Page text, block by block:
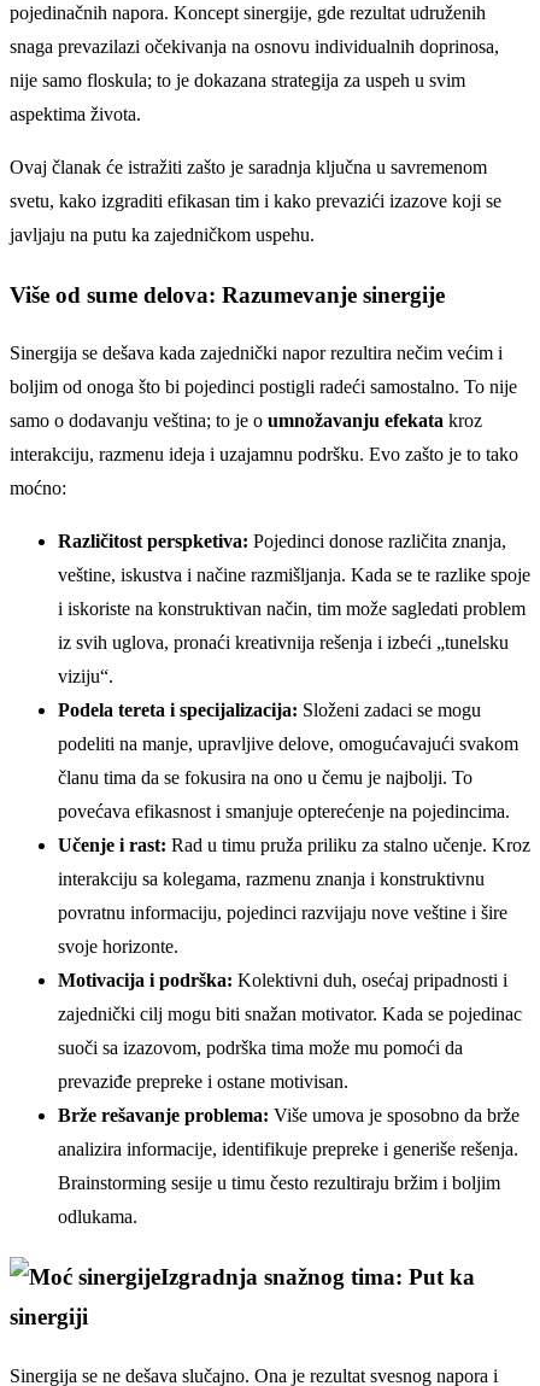
pojedinačnih napora. Koncept sinergije, gde rezultat udruženih
snaga prevazilazi očekivanja na osnovu individualnih doprinosa,
nije samo floskula; to je dokazana strategija za uspeh u svim
aspektima života.
Ovaj članak će istražiti zašto je saradnja ključna u savremenom
svetu, kako izgraditi efikasan tim i kako prevazići izazove koji se
javljaju na putu ka zajedničkom uspehu.
Više od sume delova: Razumevanje sinergije
Sinergija se dešava kada zajednički napor rezultira nečim većim i
boljim od onoga što bi pojedinci postigli radeći samostalno. To nije
samo o dodavanju veština; to je o umnožavanju efekata kroz
interakciju, razmenu ideja i uzajamnu podršku. Evo zašto je to tako
moćno:
Različitost perspketiva: Pojedinci donose različita znanja,
veštine, iskustva i načine razmišljanja. Kada se te razlike spoje
i iskoriste na konstruktivan način, tim može sagledati problem
iz svih uglova, pronaći kreativnija rešenja i izbeći „tunelsku
viziju“.
Podela tereta i specijalizacija: Složeni zadaci se mogu
podeliti na manje, upravljive delove, omogućavajući svakom
članu tima da se fokusira na ono u čemu je najbolji. To
povećava efikasnost i smanjuje opterećenje na pojedincima.
Učenje i rast: Rad u timu pruža priliku za stalno učenje. Kroz
interakciju sa kolegama, razmenu znanja i konstruktivnu
povratnu informaciju, pojedinci razvijaju nove veštine i šire
svoje horizonte.
Motivacija i podrška: Kolektivni duh, osećaj pripadnosti i
zajednički cilj mogu biti snažan motivator. Kada se pojedinac
suoči sa izazovom, podrška tima može mu pomoći da
prevaziđe prepreke i ostane motivisan.
Brže rešavanje problema: Više umova je sposobno da brže
analizira informacije, identifikuje prepreke i generiše rešenja.
Brainstorming sesije u timu često rezultiraju bržim i boljim
odlukama.
Izgradnja snažnog tima: Put ka
sinergiji
Sinergija se ne dešava slučajno. Ona je rezultat svesnog napora i